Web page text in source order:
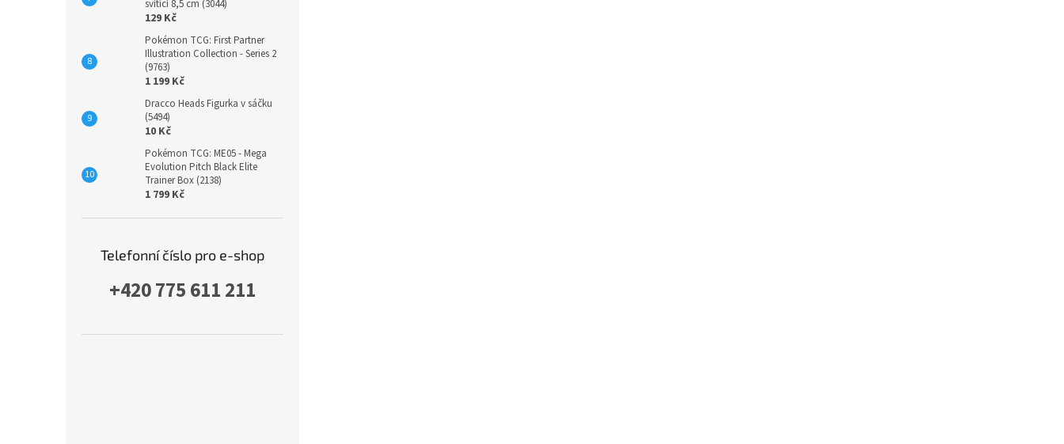
svítící 8,5 cm (3044)
129 Kč
Pokémon TCG: First Partner
Illustration Collection - Series 2
(9763)
1 199 Kč
Dracco Heads Figurka v sáčku
(5494)
10 Kč
Pokémon TCG: ME05 - Mega
Evolution Pitch Black Elite
Trainer Box (2138)
1 799 Kč
Telefonní číslo pro e-shop
+420 775 611 211